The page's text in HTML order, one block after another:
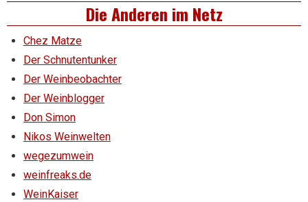
Die Anderen im Netz
Chez Matze
Der Schnutentunker
Der Weinbeobachter
Der Weinblogger
Don Simon
Nikos Weinwelten
wegezumwein
weinfreaks.de
WeinKaiser